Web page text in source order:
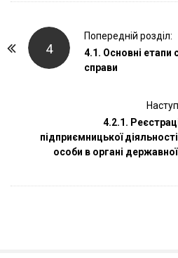
4
Попередній розділ:
4.1. Основні етапи
справи
4.2.1.
підприємницької
особи в органі державної